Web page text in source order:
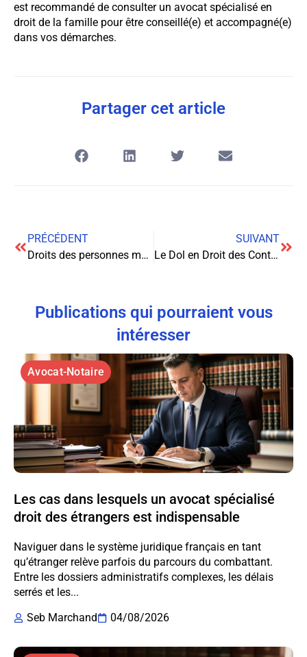
est recommandé de consulter un avocat spécialisé en
droit de la famille pour être conseillé(e) et accompagné(e)
dans vos démarches.
Partager cet article
PRÉCÉDENT
Droits des personnes malentendantes au travail : ce que vous devez savoir
SUIVANT
Le Dol en Droit des Contrats : Analyse et Conséquences Juridiques
Publications qui pourraient vous
intéresser
Avocat-Notaire
Les cas dans lesquels un avocat spécialisé
droit des étrangers est indispensable
Naviguer dans le système juridique français en tant
qu’étranger relève parfois du parcours du combattant.
Entre les dossiers administratifs complexes, les délais
serrés et les...
Seb Marchand
04/08/2026